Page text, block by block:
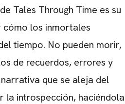
Tales Through Time es su
los inmortales
tiempo. No pueden morir,
de recuerdos, errores y
que se aleja del
la introspección, haciéndola